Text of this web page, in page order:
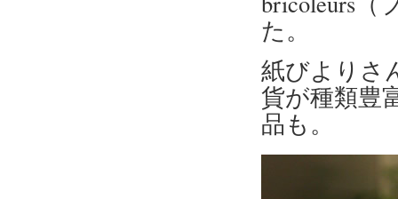
た。
紙びよりさ
貨が種類豊
品も。